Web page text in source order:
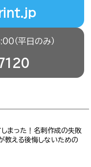
（平日のみ）
しまった！名刺作成の失敗
教える後悔しないための